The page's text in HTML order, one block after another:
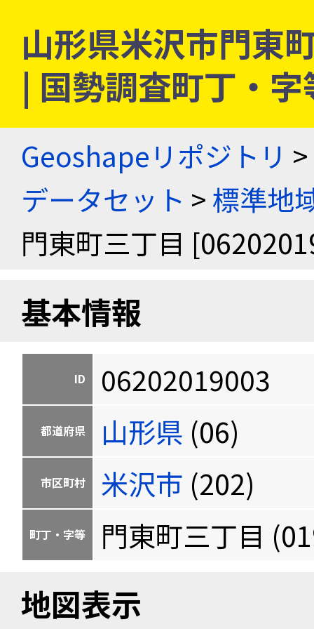
山形県米沢市門東
| 国勢調査町丁・
Geoshapeリポジトリ >
データセット >標準地
門東町三丁目
基本情報
ID 06202019003
都道府県 山形県 (06)
市区町村 米沢市 (202)
町丁・字等 門東町三丁目
地図表示